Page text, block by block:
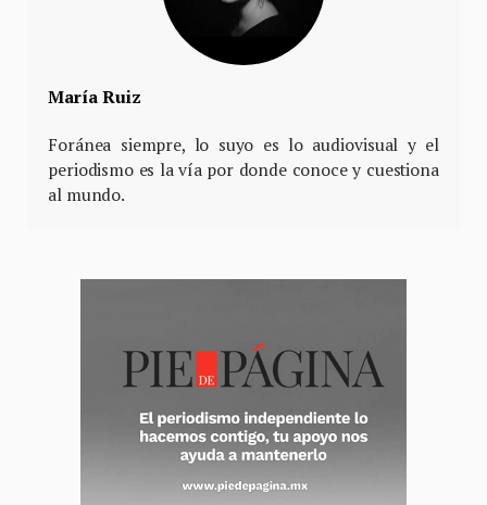
María Ruiz
Foránea siempre, lo suyo es lo audiovisual y el
periodismo es la vía por donde conoce y cuestiona
al mundo.